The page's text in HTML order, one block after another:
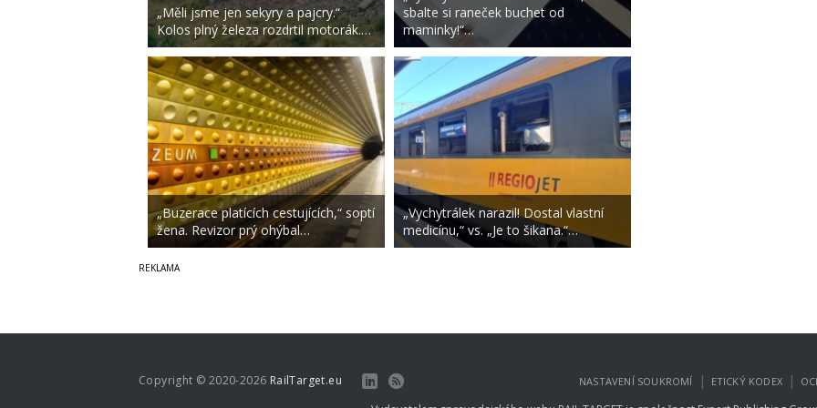
„Měli jsme jen sekyry a pajcry.“
Kolos plný železa rozdrtil motorák.…
„Buzerace platících cestujících,“ soptí
žena. Revizor prý ohýbal…
sbalte si raneček buchet od
maminky!“…
„Vychytrálek narazil! Dostal vlastní
medicínu,“ vs. „Je to šikana.“…
NASTAVENÍ SOUKROMÍ | ETICKÝ KODEX |
Copyright © 2020-2026 RailTarget.eu